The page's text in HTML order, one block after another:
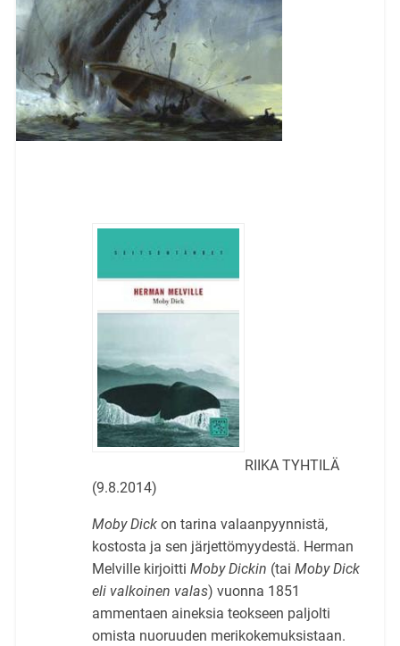
RIIKA TYHTILÄ
(9.8.2014)
Moby Dickon tarina valaanpyynnistä,
kostosta ja sen järjettömyydestä. Herman
Melville kirjoitti Moby Dickin (tai Moby Dick
eli valkoinen valas) vuonna 1851
ammentaen aineksia teokseen paljolti
omista nuoruuden merikokemuksistaan.